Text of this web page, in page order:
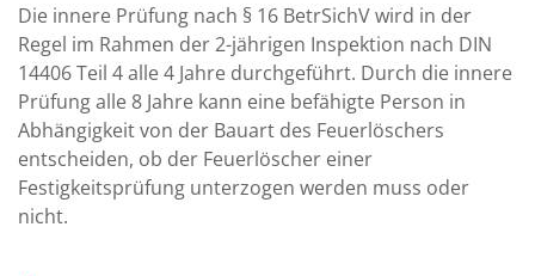
Die innere Prüfung nach § 16 BetrSichV wird in der
Regel im Rahmen der 2-jährigen Inspektion nach DIN
14406 Teil 4 alle 4 Jahre durchgeführt. Durch die innere
Prüfung alle 8 Jahre kann eine befähigte Person in
Abhängigkeit von der Bauart des Feuerlöschers
entscheiden, ob der Feuerlöscher einer
Festigkeitsprüfung unterzogen werden muss oder
nicht.